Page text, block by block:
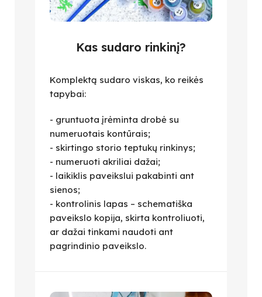
Kas sudaro rinkinį?
Komplektą sudaro viskas, ko reikės
tapybai:
- gruntuota įrėminta drobė su
numeruotais kontūrais;
- skirtingo storio teptukų rinkinys;
- numeruoti akriliai dažai;
- laikiklis paveikslui pakabinti ant
sienos;
- kontrolinis lapas – schematiška
paveikslo kopija, skirta kontroliuoti,
ar dažai tinkami naudoti ant
pagrindinio paveikslo.